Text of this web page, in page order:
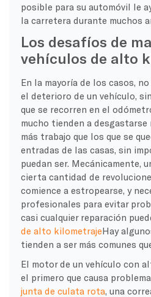
posible para su automóvil le
la carretera durante muchos
Los desafíos de
vehículos de alto
En la mayoría de los casos,
el deterioro de un vehículo,
que se recorren en el
mucho tienden a desgastarse
más trabajo que los que se
entradas de las casas, sin
puedan ser. Mecánicamente,
cierta cantidad de
comience a estropearse, y
profesionales para evitar
casi cualquier reparación
de alto kilometrajeHay
tienden a ser más comunes
El motor de un vehículo con
el primero que causa
junta de culata rota , una